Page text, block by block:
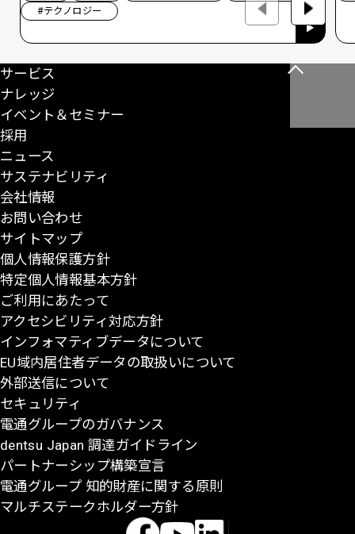
#テクノロジー
こ
サービス
ナレッジ
イベント＆セミナー
採用
ニュース
サステナビリティ
会社情報
お問い合わせ
サイトマップ
個人情報保護方針
特定個人情報基本方針
ご利用にあたって
アクセシビリティ対応方針
インフォマティブデータについて
EU域内居住者データの取扱いについて
外部送信について
セキュリティ
電通グループのガバナンス
dentsu Japan 調達ガイドライン
パートナーシップ構築宣言
電通グループ 知的財産に関する原則
マルチステークホルダー方針